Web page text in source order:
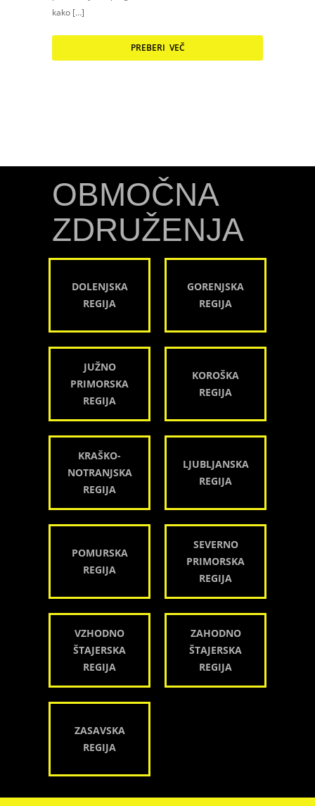
kako […]
PREBERI VEČ
OBMOČNA
ZDRUŽENJA
DOLENJSKA
REGIJA
GORENJSKA
REGIJA
JUŽNO
PRIMORSKA
REGIJA
KOROŠKA
REGIJA
KRAŠKO-
NOTRANJSKA
REGIJA
LJUBLJANSKA
REGIJA
POMURSKA
REGIJA
SEVERNO
PRIMORSKA
REGIJA
VZHODNO
ŠTAJERSKA
REGIJA
ZAHODNO
ŠTAJERSKA
REGIJA
ZASAVSKA
REGIJA